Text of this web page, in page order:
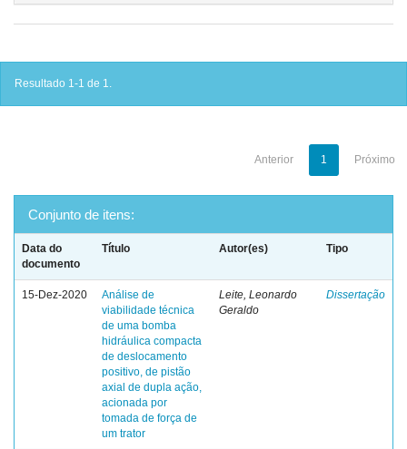
Resultado 1-1 de 1.
Anterior 1 Próximo
Conjunto de itens:
Data do
documento
Título Autor(es) Tipo
15-Dez-2020
Análise de
viabilidade técnica
de uma bomba
hidráulica compacta
de deslocamento
positivo, de pistão
axial de dupla ação,
acionada por
tomada de força de
um trator
Leite, Leonardo
Geraldo
Dissertação